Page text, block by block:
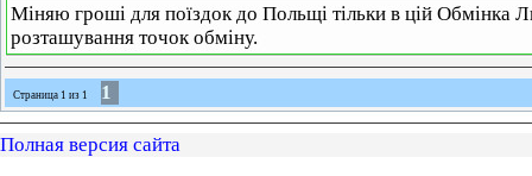
Міняю гроші для поїздок до Польщі тільки в цій Обмінка
розташування точок обміну.
Страница 1 из 1 1
Полная версия сайта